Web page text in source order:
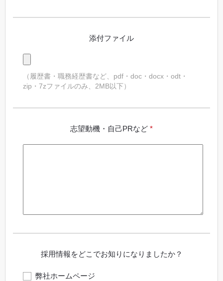
添付ファイル
（履歴書・職務経歴書など、pdf・doc・docx・odt・
zip・7zファイルのみ、2MB以下）
志望動機・自己PRなど *
採用情報をどこでお知りになりましたか？
弊社ホームページ